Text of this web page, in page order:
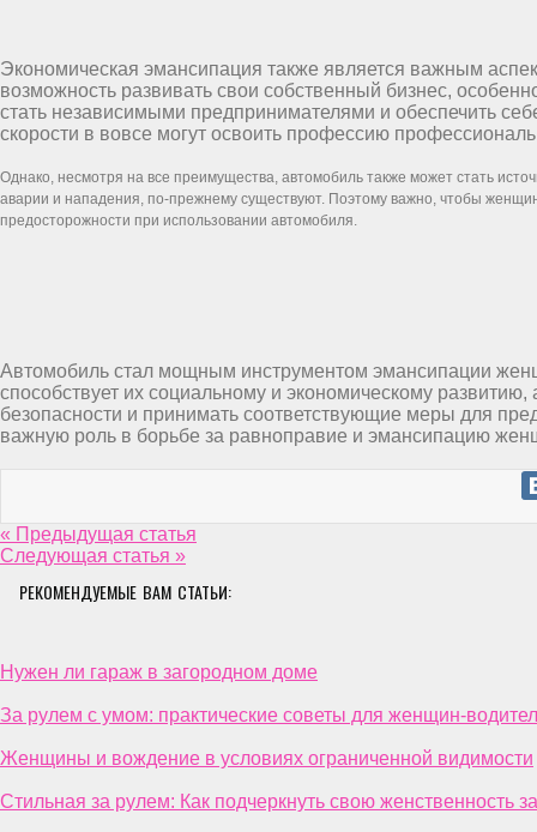
Экономическая эмансипация также является важным
возможность развивать свои собственный бизнес,
стать независимыми предпринимателями и обеспечить
скорости в вовсе могут освоить профессию
Однако, несмотря на все преимущества, автомобиль также может стать
аварии и нападения, по-прежнему существуют. Поэтому важно, чтобы
предосторожности при использовании автомобиля.
Автомобиль стал мощным инструментом эмансипации
способствует их социальному и экономическому
безопасности и принимать соответствующие меры для
важную роль в борьбе за равноправие и эмансипацию
« Предыдущая статья
Следующая статья »
РЕКОМЕНДУЕМЫЕ ВАМ СТАТЬИ:
Нужен ли гараж в загородном доме
За рулем с умом: практические советы для женщин-
Женщины и вождение в условиях ограниченной видимости
Стильная за рулем: Как подчеркнуть свою женственность